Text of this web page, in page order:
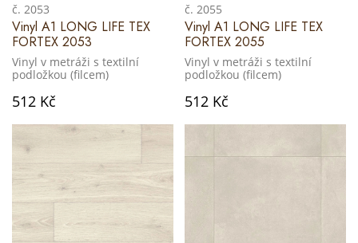
č. 2053
Vinyl A1 LONG LIFE TEX
FORTEX 2053
Vinyl v metráži s textilní
podložkou (filcem)
512 Kč
č. 2055
Vinyl A1 LONG LIFE TEX
FORTEX 2055
Vinyl v metráži s textilní
podložkou (filcem)
512 Kč